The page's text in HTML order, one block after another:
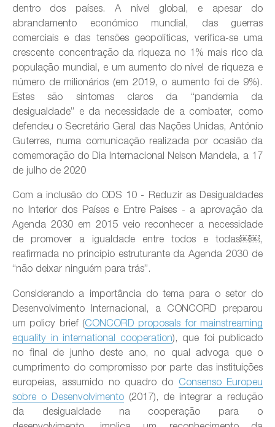
dentro dos países. A nível global, e apesar do
abrandamento económico mundial, das guerras
comerciais e das tensões geopolíticas, verifica-se uma
crescente concentração da riqueza no 1% mais rico da
população mundial, e um aumento do nível de riqueza e
número de milionários (em 2019, o aumento foi de 9%).
Estes são sintomas claros da “pandemia da
desigualdade” e da necessidade de a combater, como
defendeu o Secretário Geral das Nações Unidas, António
Guterres, numa comunicação realizada por ocasião da
comemoração do Dia Internacional Nelson Mandela, a 17
de julho de 2020
Com a inclusão do ODS 10 - Reduzir as Desigualdades
no Interior dos Países e Entre Países - a aprovação da
Agenda 2030 em 2015 veio reconhecer a necessidade
de promover a igualdade entre todos e todas￼￼,
reafirmada no princípio estruturante da Agenda 2030 de
“não deixar ninguém para trás”.
Considerando a importância do tema para o setor do
Desenvolvimento Internacional, a CONCORD preparou
um policy brief (CONCORD proposals for mainstreaming
equality in international cooperation), que foi publicado
no final de junho deste ano, no qual advoga que o
cumprimento do compromisso por parte das instituições
europeias, assumido no quadro do Consenso Europeu
sobre o Desenvolvimento(2017), de integrar a redução
da desigualdade na cooperação para o